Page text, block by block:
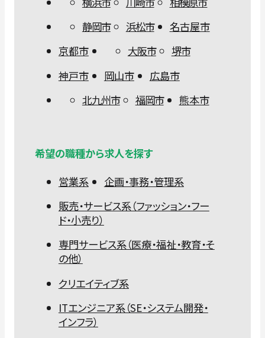
静岡市
浜松市
名古屋市
京都市
大阪市
堺市
神戸市
岡山市
広島市
北九州市
福岡市 熊本市
希望の職種から求人を探す
営業系
企画・事務・管理系
販売・サービス系（ファッション・フー
ド・小売り）
専門サービス系（医療・福祉・教育・そ
の他）
クリエイティブ系
ITエンジニア系（SE・システム開発・
インフラ）